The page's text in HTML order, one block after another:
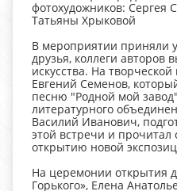
фотохудожников: Сергея
Татьяны Хрыковой
В мероприятии приняли
друзья, коллеги авторов
искусства. На
Евгений Семенов,
песню "Родной мой
литературного
Василий Иванович,
этой встречи и
открытию новой
На церемонии открытия
Горького», Елена